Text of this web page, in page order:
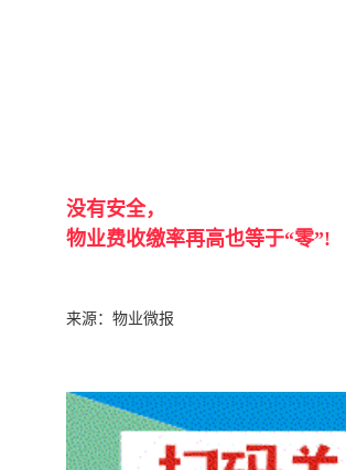
没有安全，
物业费收缴率再高也等于“零”!
来源：物业微报